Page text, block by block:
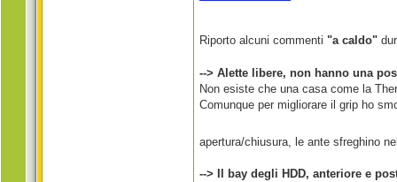
Riporto alcuni commenti"a caldo"
--> Alette libere, non hanno una
Non esiste che una casa come la
Comunque per migliorare il grip ho
apertura/chiusura, le ante sfreghino
--> Il bay degli HDD, anteriore e